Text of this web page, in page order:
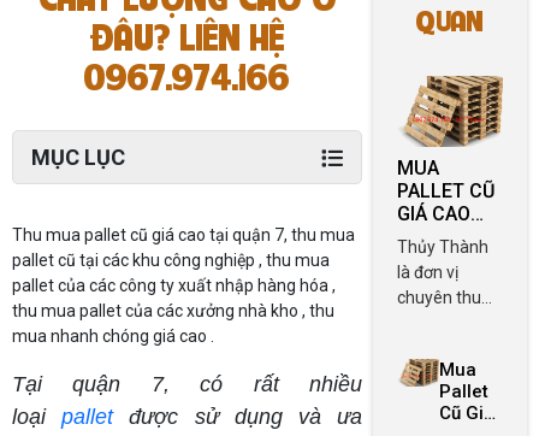
ĐÂU? LIÊN HỆ
0967.974.166
MỤC LỤC
Thu mua pallet cũ giá cao tại quận 7, thu mua
pallet cũ tại các khu công nghiệp , thu mua
pallet của các công ty xuất nhập hàng hóa ,
thu mua pallet của các xưởng nhà kho , thu
mua nhanh chóng giá cao .
Tại quận 7, có rất nhiều
loạipalletđược sử dụng và ưa
QUAN
MUA
PALLET CŨ
GIÁ CAO
TẠI TPHCM
Thủy Thành
là đơn vị
chuyên thu
giá cao, có xe
tới tận nơi
chuyên chở,
Mua
Pallet
Cũ Giá